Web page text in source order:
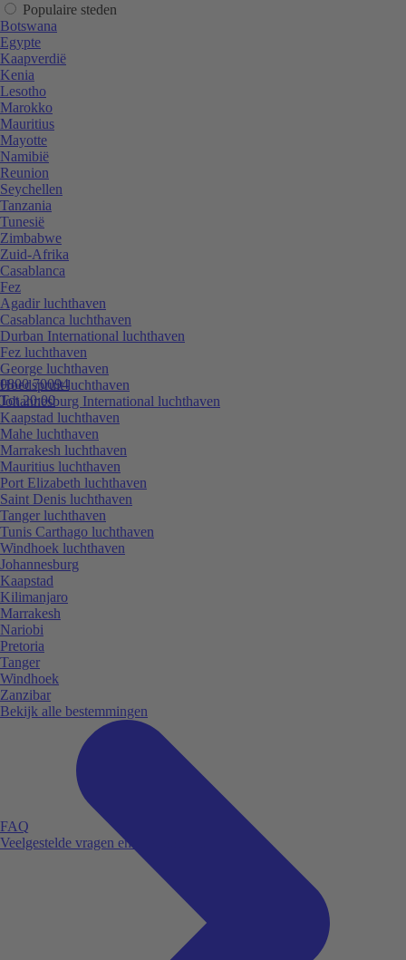
0800 70094
Tot 20:00
FAQ
Veelgestelde vragen en antwoorden.
Populaire steden
Botswana
Egypte
Kaapverdië
Kenia
Lesotho
Marokko
Mauritius
Mayotte
Namibië
Reunion
Seychellen
Tanzania
Tunesië
Zimbabwe
Zuid-Afrika
Casablanca
Fez
Agadir luchthaven
Casablanca luchthaven
Durban International luchthaven
Fez luchthaven
George luchthaven
Hoedspruit luchthaven
Johannesburg International luchthaven
Kaapstad luchthaven
Mahe luchthaven
Marrakesh luchthaven
Mauritius luchthaven
Port Elizabeth luchthaven
Saint Denis luchthaven
Tanger luchthaven
Tunis Carthago luchthaven
Windhoek luchthaven
Johannesburg
Kaapstad
Kilimanjaro
Marrakesh
Nariobi
Pretoria
Tanger
Windhoek
Zanzibar
Bekijk alle bestemmingen